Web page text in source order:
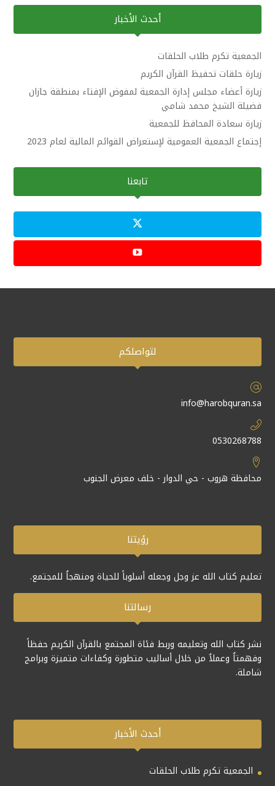
أحدث الأخبار
الجمعية تكرم طلاب الحلقات
زيارة حلقات تحفيظ القرآن الكريم
زيارة أعضاء مجلس إدارة الجمعية لمفوض الإفتاء بمنطقة جازان
فضيلة الشيخ محمد شامي
زيارة سعادة المحافظ للجمعية
إجتماع الجمعية العمومية لإستعراض القوائم المالية لعام 2023
تابعنا
لتواصلكم
info@harobquran.sa
0530268788
محافظة هروب - حي الدوار - خلف معرض الجنوب
رؤيتنا
تعليم كتاب الله عز وجل وجعله أسلوباً للحياة ومنهجاُ للمجتمع.
رسالتنا
نشر كتاب الله وتعليمه وربط فئاة المجتمع بالقرآن الكريم حفظاً
وفهمتاُ وعملاُ من خلال أساليب متطورة وكفاءات متميزة وبرامج
شاملة.
أحدث الأخبار
الجمعية تكرم طلاب الحلقات